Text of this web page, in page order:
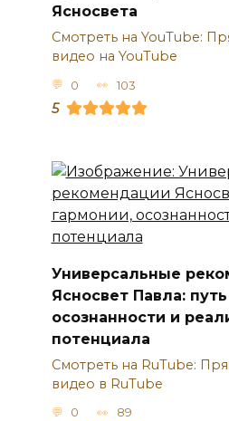
Ясносвета
Смотреть на YouTube:
видео на YouTube
0 103
5
Универсальные
Ясносвет Павла:
осознанности и
потенциала
Смотреть на RuTube:
видео в RuTube
0 89